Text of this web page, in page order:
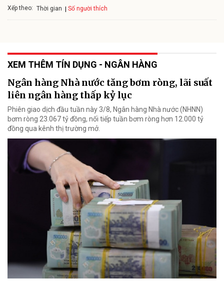
Xếp theo: Thời gian Số người thích
XEM THÊM TÍN DỤNG - NGÂN HÀNG
Ngân hàng Nhà nước tăng bơm ròng, lãi suất
liên ngân hàng thấp kỷ lục
Phiên giao dịch đầu tuần này 3/8, Ngân hàng Nhà nước (NHNN)
bơm ròng 23.067 tỷ đồng, nối tiếp tuần bơm ròng hơn 12.000 tỷ
đồng qua kênh thị trường mở.